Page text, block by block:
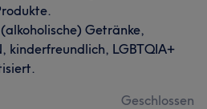
Getränke,
kinderfreundlich, LGBTQIA+
Geschlossen